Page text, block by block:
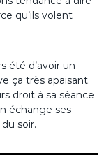
qu’ils volent
été d’avoir un
ça très apaisant.
droit à sa séance
échange ses
soir.